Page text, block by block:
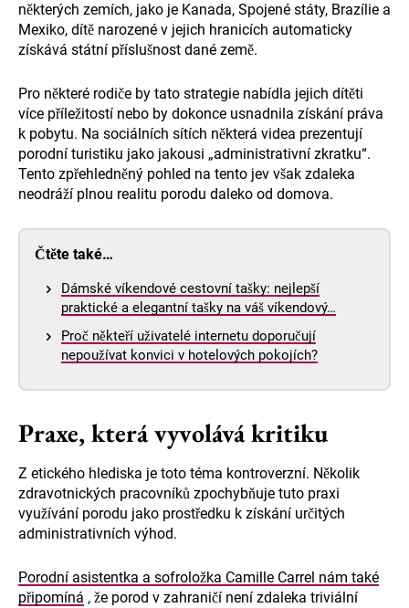
některých zemích, jako je Kanada, Spojené státy, Brazílie a
Mexiko, dítě narozené v jejich hranicích automaticky
získává státní příslušnost dané země.
Pro některé rodiče by tato strategie nabídla jejich dítěti
více příležitostí nebo by dokonce usnadnila získání práva
k pobytu. Na sociálních sítích některá videa prezentují
porodní turistiku jako jakousi „administrativní zkratku“.
Tento zpřehledněný pohled na tento jev však zdaleka
neodráží plnou realitu porodu daleko od domova.
Čtěte také…
Dámské víkendové cestovní tašky: nejlepší
praktické a elegantní tašky na váš víkendový…
Proč někteří uživatelé internetu doporučují
nepoužívat konvici v hotelových pokojích?
Praxe, která vyvolává kritiku
Z etického hlediska je toto téma kontroverzní. Několik
zdravotnických pracovníků zpochybňuje tuto praxi
využívání porodu jako prostředku k získání určitých
administrativních výhod.
Porodní asistentka a sofroložka Camille Carrel nám také
připomíná , že porod v zahraničí není zdaleka triviální